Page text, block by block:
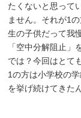
たくないと思って
ません。それが1
生の子供だって我
「空中分解阻止
では？今回はとて
1の方は小学校の
を挙げ続けてきた